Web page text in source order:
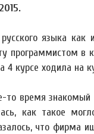
языка как
программистом в
4 курсе ходила на
то время
как такое
что фирма